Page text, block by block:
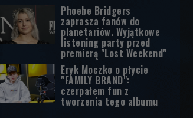
Phoebe Bridgers
zaprasza fanów do
planetariów. Wyjątkowe
listening party przed
premierą "Lost Weekend"
Eryk Moczko o płycie
"FAMILY BRAND":
czerpałem fun z
tworzenia tego albumu